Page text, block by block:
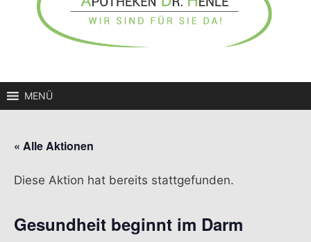
MENÜ
« Alle Aktionen
Diese Aktion hat bereits stattgefunden.
Gesundheit beginnt im Darm